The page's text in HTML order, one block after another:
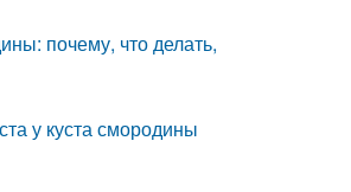
почему, что делать,
у куста смородины